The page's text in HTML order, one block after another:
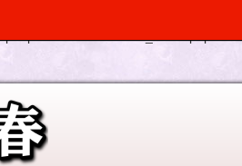
$args) should be compatible